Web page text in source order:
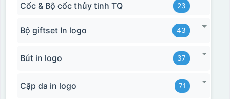
Cốc & Bộ cốc thủy tinh TQ 23
Bộ giftset In logo 43
Bút in logo 37
Cặp da in logo 71